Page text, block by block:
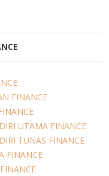
FINANCE
UTAMA FINANCE
TUNAS FINANCE
FINANCE